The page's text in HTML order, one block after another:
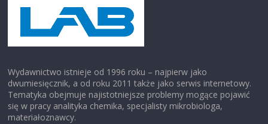
Wydawnictwo istnieje od 1996 roku – najpierw jako
dwumiesięcznik, a od roku 2011 także jako serwis internetowy.
Tematyka obejmuje najistotniejsze problemy mogące pojawić
się w pracy analityka chemika, specjalisty mikrobiologa,
materiałoznawcy.